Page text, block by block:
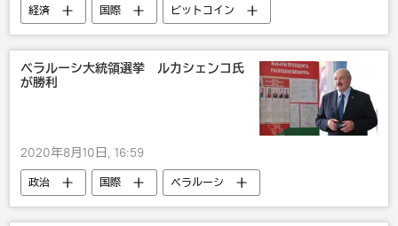
経済 国際 ビットコイン
ベラルーシ大統領選挙 ルカシェンコ氏
が勝利
2020年8月10日, 16:59
政治 国際
ベラルーシ
ベラルーシでの抗議デモ